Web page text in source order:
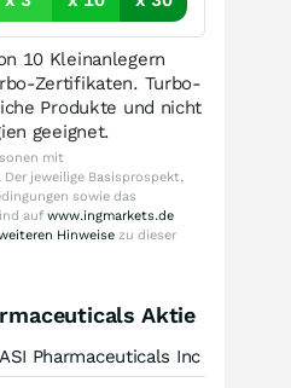
10 Kleinanlegern
Zertifikaten. Turbo-
Produkte und nicht
geeignet.
mit
jeweilige Basisprospekt,
sowie das
auf www.ingmarkets.de
Hinweise zu dieser
Aktie
Pharmaceuticals Inc